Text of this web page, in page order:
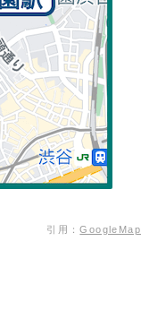
引用：GoogleMap